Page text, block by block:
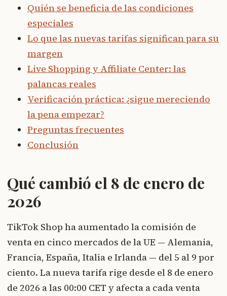
Quién se beneficia de las condiciones
especiales
Lo que las nuevas tarifas significan para su
margen
Live Shopping y Affiliate Center: las
palancas reales
Verificación práctica: ¿sigue mereciendo
la pena empezar?
Preguntas frecuentes
Conclusión
Qué cambió el 8 de enero de
2026
TikTok Shop ha aumentado la comisión de
venta en cinco mercados de la UE — Alemania,
Francia, España, Italia e Irlanda — del 5 al 9 por
ciento. La nueva tarifa rige desde el 8 de enero
de 2026 a las 00:00 CET y afecta a cada venta